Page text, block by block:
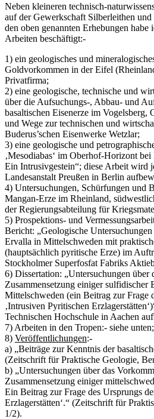
Neben kleineren technisch-
auf der Gewerkschaft Silberleithen
den oben genannten Erhebungen
Arbeiten beschäftigt:-
1) ein geologisches und
Goldvorkommen in der Eifel
Privatfirma;
2) eine geologische, technische und
über die Aufsuchungs-, Abbau- und
basaltischen Eisenerze im Vogelsberg,
und Wege zur technischen und
Buderus’schen Eisenwerke Wetzlar;
3) eine geologische und
‚Mesodiabas‘ im Oberhof-Horizont
Ein Intrusivgestein“; diese Arbeit wird
Landesanstalt Preußen in Berlin
4) Untersuchungen, Schürfungen und
Mangan-Erze im Rheinland,
der Regierungsabteilung für
5) Prospektions- und
Bericht: „Geologische
Ervalla in Mittelschweden mit
(hauptsächlich pyritische Erze) im
Stockholmer Superfosfat Fabriks
6) Dissertation: „Untersuchungen über
Zusammensetzung einiger sulfidischer
Mittelschweden (ein Beitrag zur Frage
‚Intrusiven Pyritischen
Technischen Hochschule in Aachen
7) Arbeiten in den Tropen:- siehe unten;
8) Veröffentlichungen:-
a) „Beiträge zur Kenntnis der
(Zeitschrift für Praktische Geologie,
b) „Untersuchungen über das
Zusammensetzung einiger
Ein Beitrag zur Frage des Ursprungs
Erzlagerstätten‘.“ (Zeitschrift für
1/2).